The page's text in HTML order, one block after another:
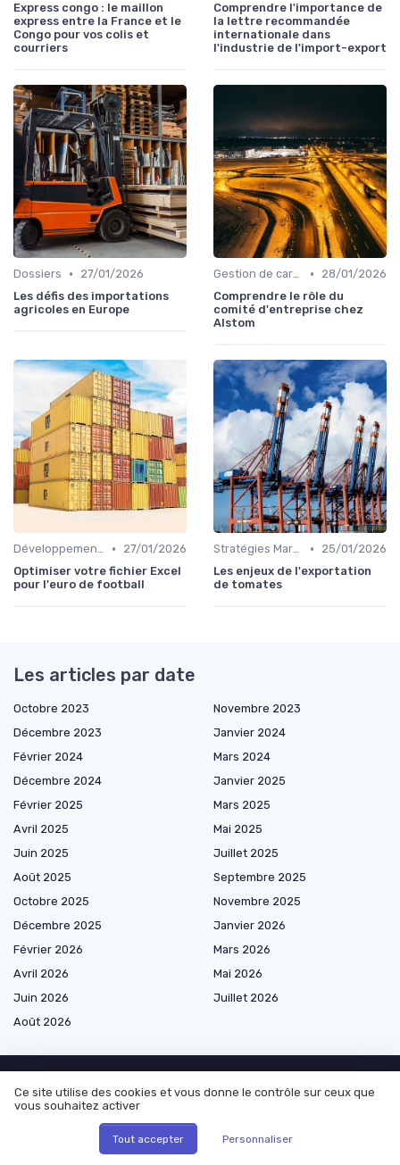
Express congo : le maillon
express entre la France et le
Congo pour vos colis et
courriers
Comprendre l'importance de
la lettre recommandée
internationale dans
l'industrie de l'import-export
Dossiers •
27/01/2026
Les défis des importations
agricoles en Europe
Gestion de carrière •
28/01/2026
Comprendre le rôle du
comité d'entreprise chez
Alstom
Développement personnel •
27/01/2026
Optimiser votre fichier Excel
pour l'euro de football
Stratégies Marchés •
25/01/2026
Les enjeux de l'exportation
de tomates
Les articles par date
Octobre 2023
Novembre 2023
Décembre 2023
Janvier 2024
Février 2024
Mars 2024
Décembre 2024
Janvier 2025
Février 2025
Mars 2025
Avril 2025
Mai 2025
Juin 2025
Juillet 2025
Août 2025
Septembre 2025
Octobre 2025
Novembre 2025
Décembre 2025
Janvier 2026
Février 2026
Mars 2026
Avril 2026
Mai 2026
Juin 2026
Juillet 2026
Août 2026
Les plus lus
Comment convertir un mètre cube en tonnes dans le secteur de
Ce site utilise des cookies et vous donne le contrôle sur ceux que
vous souhaitez activer
Tout accepter Personnaliser